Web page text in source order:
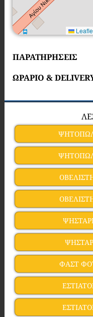
ΠΑΡΑΤΗΡΗΣΕΙΣ
ΩΡΑΡΙΟ &
ΦΑΣΤ